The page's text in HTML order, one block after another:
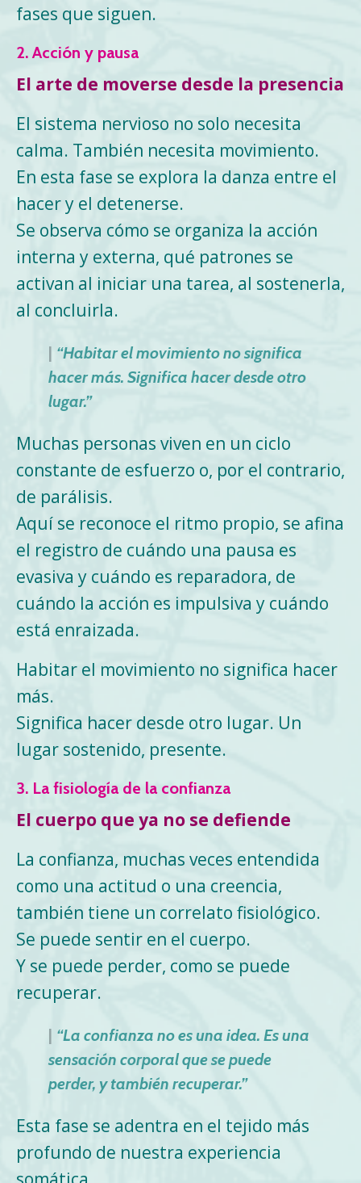
fases que siguen.
2. Acción y pausa
El arte de moverse desde la presencia
El sistema nervioso no solo necesita
calma. También necesita movimiento.
En esta fase se explora la danza entre el
hacer y el detenerse.
Se observa cómo se organiza la acción
interna y externa, qué patrones se
activan al iniciar una tarea, al sostenerla,
al concluirla.
| “Habitar el movimiento no significa
hacer más. Significa hacer desde otro
lugar.”
Muchas personas viven en un ciclo
constante de esfuerzo o, por el contrario,
de parálisis.
Aquí se reconoce el ritmo propio, se afina
el registro de cuándo una pausa es
evasiva y cuándo es reparadora, de
cuándo la acción es impulsiva y cuándo
está enraizada.
Habitar el movimiento no significa hacer
más.
Significa hacer desde otro lugar. Un
lugar sostenido, presente.
3. La fisiología de la confianza
El cuerpo que ya no se defiende
La confianza, muchas veces entendida
como una actitud o una creencia,
también tiene un correlato fisiológico.
Se puede sentir en el cuerpo.
Y se puede perder, como se puede
recuperar.
| “La confianza no es una idea. Es una
sensación corporal que se puede
perder, y también recuperar.”
Esta fase se adentra en el tejido más
profundo de nuestra experiencia